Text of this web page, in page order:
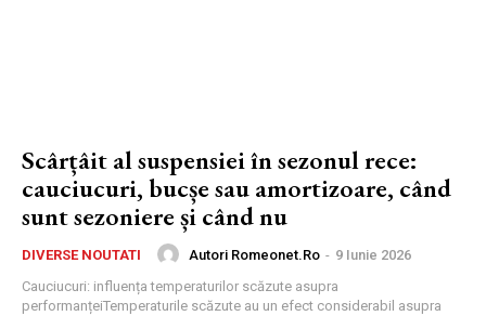
Scârțâit al suspensiei în sezonul rece:
cauciucuri, bucșe sau amortizoare, când
sunt sezoniere și când nu
DIVERSE NOUTATI Autori Romeonet.ro - 9 Iunie 2026
Cauciucuri: influența temperaturilor scăzute asupra
performanțeiTemperaturile scăzute au un efect considerabil asupra